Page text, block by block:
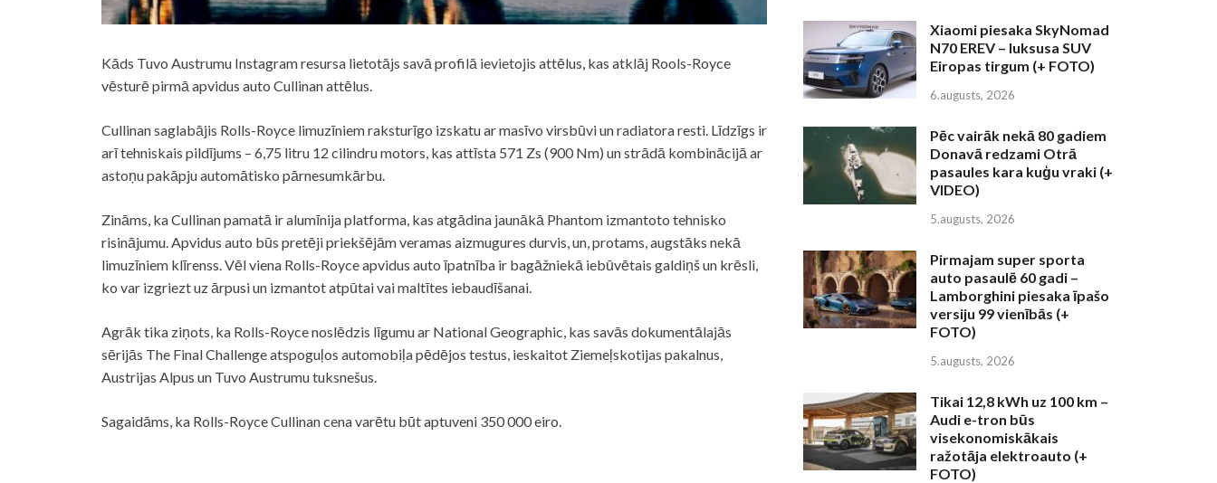
Kāds Tuvo Austrumu Instagram resursa lietotājs savā profilā ievietojis attēlus, kas atklāj Rools-Royce
vēsturē pirmā apvidus auto Cullinan attēlus.
Cullinan saglabājis Rolls-Royce limuzīniem raksturīgo izskatu ar masīvo virsbūvi un radiatora resti. Līdzīgs ir
arī tehniskais pildījums – 6,75 litru 12 cilindru motors, kas attīsta 571 Zs (900 Nm) un strādā kombinācijā ar
astoņu pakāpju automātisko pārnesumkārbu.
Zināms, ka Cullinan pamatā ir alumīnija platforma, kas atgādina jaunākā Phantom izmantoto tehnisko
risinājumu. Apvidus auto būs pretēji priekšējām veramas aizmugures durvis, un, protams, augstāks nekā
limuzīniem klīrenss. Vēl viena Rolls-Royce apvidus auto īpatnība ir bagāžniekā iebūvētais galdiņš un krēsli,
ko var izgriezt uz ārpusi un izmantot atpūtai vai maltītes iebaudīšanai.
Agrāk tika ziņots, ka Rolls-Royce noslēdzis līgumu ar National Geographic, kas savās dokumentālajās
sērijās The Final Challenge atspoguļos automobiļa pēdējos testus, ieskaitot Ziemeļskotijas pakalnus,
Austrijas Alpus un Tuvo Austrumu tuksnešus.
Sagaidāms, ka Rolls-Royce Cullinan cena varētu būt aptuveni 350 000 eiro.
Xiaomi piesaka SkyNomad
N70 EREV – luksusa SUV
Eiropas tirgum (+ FOTO)
6.augusts, 2026
Pēc vairāk nekā 80 gadiem
Donavā redzami Otrā
pasaules kara kuģu vraki (+
VIDEO)
5.augusts, 2026
Pirmajam super sporta
auto pasaulē 60 gadi –
Lamborghini piesaka īpašo
versiju 99 vienībās (+
FOTO)
5.augusts, 2026
Tikai 12,8 kWh uz 100 km –
Audi e-tron būs
visekonomiskākais
ražotāja elektroauto (+
FOTO)